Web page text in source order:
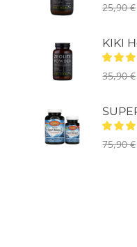
25,90€
35,90€
75,90€